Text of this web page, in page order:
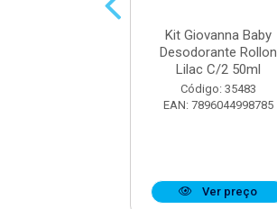
Kit Giovanna Baby
Desodorante Rollon
Lilac C/2 50ml
Código: 35483
EAN: 7896044998785
Ver preço